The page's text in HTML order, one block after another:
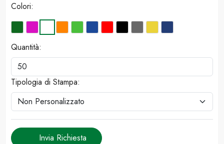
Colori:
Quantità:
Tipologia di Stampa:
Invia Richiesta